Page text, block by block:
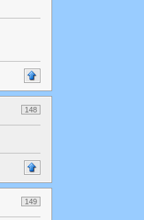
148
149